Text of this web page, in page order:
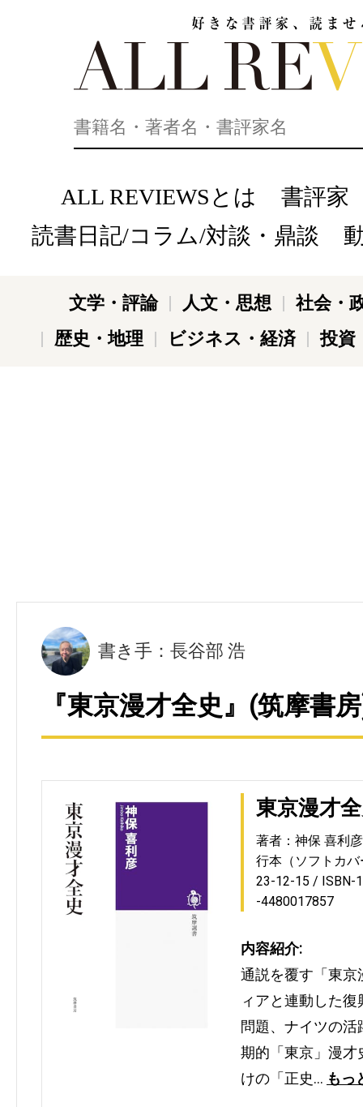
ALL REVIEWSとは
書評家
読書日記/コラム/対談・鼎談
文学・評論 人文・思想
社会・
歴史・地理
ビジネス・経済 投資
書き手：長谷部 浩
『東京漫才全史』(筑摩書
東京漫才
著者：神保 喜利彦
行本（ソフトカ
23-12-15
ISBN-
-4480017857
内容紹介:
通説を覆す「東京
ィアと連動した
問題、ナイツの
期的「東京」漫才
けの「正史… もっ